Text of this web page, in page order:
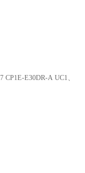
CP1E-E30DR-A UC1、